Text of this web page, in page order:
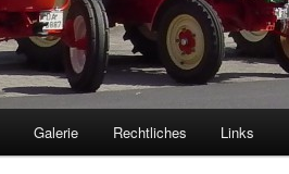
Galerie Rechtliches Links